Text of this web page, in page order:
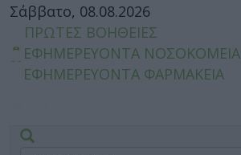
Σάββατο, 08.08.2026
ΠΡΩΤΕΣ ΒΟΗΘΕΙΕΣ
ΕΦΗΜΕΡΕΥΟΝΤΑ ΝΟΣΟΚΟΜΕΙΑ
ΕΦΗΜΕΡΕΥΟΝΤΑ ΦΑΡΜΑΚΕΙΑ